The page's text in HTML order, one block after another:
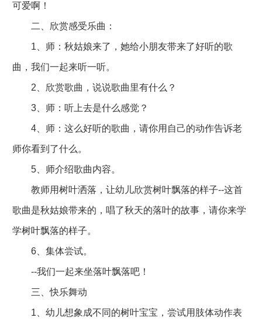
可爱啊！
二、欣赏感受乐曲：
1、师：秋姑娘来了，她给小朋友带来了好听的歌
曲，我们一起来听一听。
2、欣赏歌曲，说说歌曲里有什么？
3、师：听上去是什么感觉？
4、师：这么好听的歌曲，请你用自己的动作告诉老
师你看到了什么。
5、师介绍歌曲内容。
教师用树叶洒落，让幼儿欣赏树叶飘落的样子--这首
歌曲是秋姑娘带来的，唱了秋天的落叶的故事，请你来学
学树叶飘落的样子。
6、集体尝试。
--我们一起来坐落叶飘落吧！
三、快乐舞动
1、幼儿想象成不同的树叶宝宝，尝试用肢体动作表